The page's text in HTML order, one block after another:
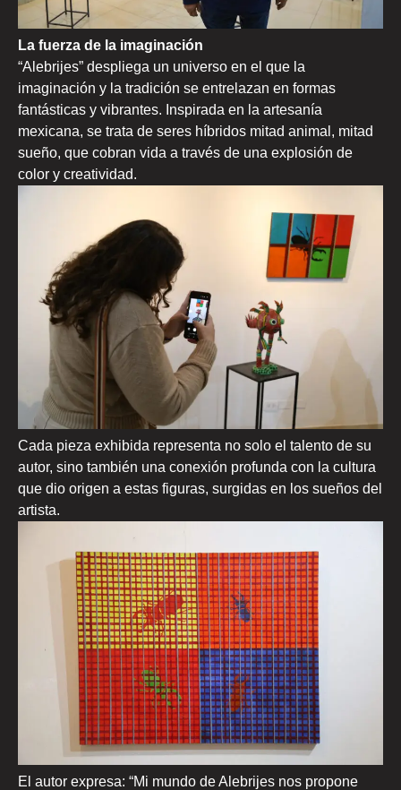
La fuerza de la imaginación
“Alebrijes” despliega un universo en el que la
imaginación y la tradición se entrelazan en formas
fantásticas y vibrantes. Inspirada en la artesanía
mexicana, se trata de seres híbridos mitad animal, mitad
sueño, que cobran vida a través de una explosión de
color y creatividad.
Cada pieza exhibida representa no solo el talento de su
autor, sino también una conexión profunda con la cultura
que dio origen a estas figuras, surgidas en los sueños del
artista.
El autor expresa: “Mi mundo de Alebrijes nos propone